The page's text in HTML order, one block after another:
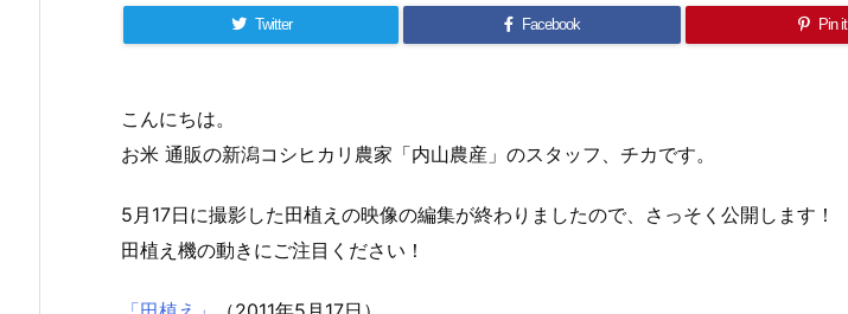
Twitter Facebook Pin it
こんにちは。
お米 通販の新潟コシヒカリ農家「内山農産」のスタッフ、チカです。
5月17日に撮影した田植えの映像の編集が終わりましたので、さっそく公開します！
田植え機の動きにご注目ください！